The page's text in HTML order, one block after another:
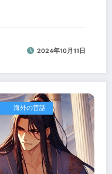
2024年10月11日
海外の昔話